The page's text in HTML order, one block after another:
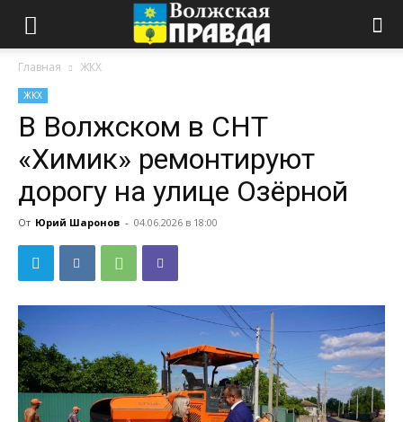
Главная ЖКХ
ЖКХ
В Волжском в СНТ
«Химик» ремонтируют
дорогу на улице Озёрной
От Юрий Шаронов - 04.06.2026 в 18:00